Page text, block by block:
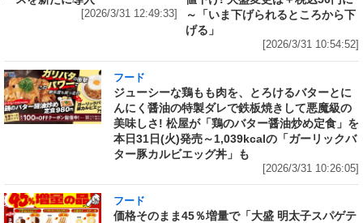
[2026/3/31 12:49:33]
～「いま下げられるところから下
げる」
[2026/3/31 10:54:52]
フード
ジューシーな鶏もも肉を、とろけるバターとに
んにく醤油の特製ダレで鉄板焼きして悪魔級の
美味しさ! 松屋が「鶏のバター醤油炒め定食」を
本日31日(火)発売～1,039kcalの「ガーリックバ
ター豚カルビエッグ丼」も
[2026/3/31 10:26:05]
フード
価格そのまま45％増量で「大盛 明太子スパゲテ